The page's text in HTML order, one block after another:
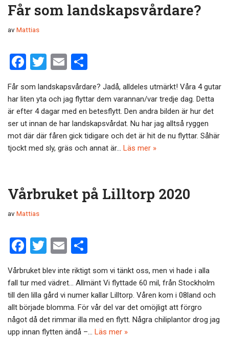
Får som landskapsvårdare?
avMattias
F
ce
b
o
o
T
tt
er
E
m
ail a
Får som landskapsvårdare? Jadå, alldeles utmärkt! Våra 4 gutar
har liten yta och jag flyttar dem varannan/var tredje dag. Detta
är efter 4 dagar med en betesflytt. Den andra bilden är hur det
ser ut innan de har landskapsvårdat. Nu har jag alltså ryggen
mot där där fåren gick tidigare och det är hit de nu flyttar. Såhär
tjockt med sly, gräs och annat är… Läs mer »
Vårbruket på Lilltorp 2020
avMattias
F
ce
b
o
o
T
tt
er
E
ail a
Vårbruket blev inte riktigt som vi tänkt oss, men vi hade i alla
fall tur med vädret… Allmänt Vi flyttade 60 mil, från Stockholm
till den lilla gård vi numer kallar Lilltorp. Våren kom i 08land och
allt började blomma. För vår del var det omöjligt att förgro
något då det rimmar illa med en flytt. Några chiliplantor drog jag
upp innan flytten ändå –… Läs mer »